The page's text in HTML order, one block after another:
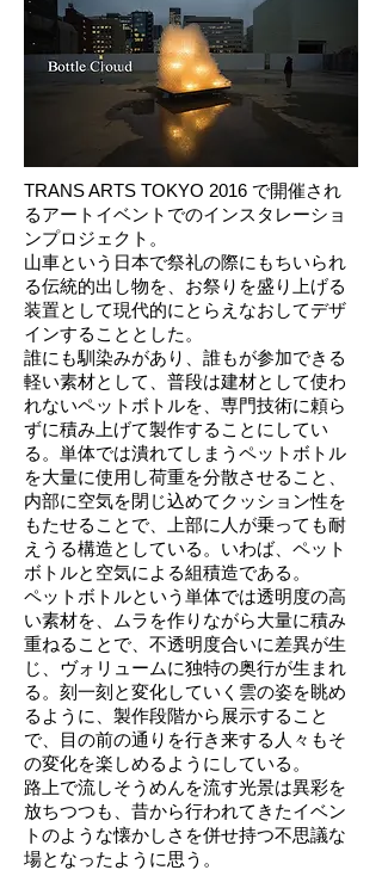
TRANS ARTS TOKYO 2016 で開催され
るアートイベントでのインスタレーショ
ンプロジェクト。
山車という日本で祭礼の際にもちいられ
る伝統的出し物を、お祭りを盛り上げる
装置として現代的にとらえなおしてデザ
インすることとした。
誰にも馴染みがあり、誰もが参加できる
軽い素材として、普段は建材として使わ
れないペットボトルを、専門技術に頼ら
ずに積み上げて製作することにしてい
る。単体では潰れてしまうペットボトル
を大量に使用し荷重を分散させること、
内部に空気を閉じ込めてクッション性を
もたせることで、上部に人が乗っても耐
えうる構造としている。いわば、ペット
ボトルと空気による組積造である。
ペットボトルという単体では透明度の高
い素材を、ムラを作りながら大量に積み
重ねることで、不透明度合いに差異が生
じ、ヴォリュームに独特の奥行が生まれ
る。刻一刻と変化していく雲の姿を眺め
るように、製作段階から展示すること
で、目の前の通りを行き来する人々もそ
の変化を楽しめるようにしている。
路上で流しそうめんを流す光景は異彩を
放ちつつも、昔から行われてきたイベン
トのような懐かしさを併せ持つ不思議な
場となったように思う。